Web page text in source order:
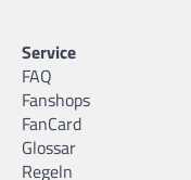
Service
FAQ
Fanshops
FanCard
Glossar
Regeln